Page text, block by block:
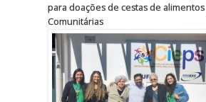
para doações de cestas de
Comunitárias